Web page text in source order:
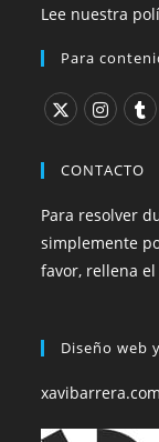
Lee nuestra
Para
CONTACTO
Para resolver
simplemente
favor, rellena
Diseño web
xavibarrera.com